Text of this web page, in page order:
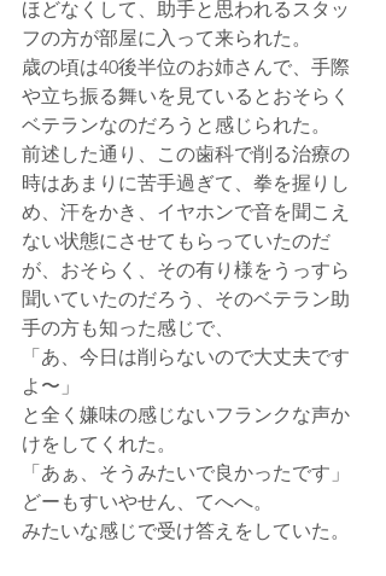
ほどなくして、助手と思われるスタッ
フの方が部屋に入って来られた。
歳の頃は40後半位のお姉さんで、手際
や立ち振る舞いを見ているとおそらく
ベテランなのだろうと感じられた。
前述した通り、この歯科で削る治療の
時はあまりに苦手過ぎて、拳を握りし
め、汗をかき、イヤホンで音を聞こえ
ない状態にさせてもらっていたのだ
が、おそらく、その有り様をうっすら
聞いていたのだろう、そのベテラン助
手の方も知った感じで、
「あ、今日は削らないので大丈夫です
よ〜」
と全く嫌味の感じないフランクな声か
けをしてくれた。
「あぁ、そうみたいで良かったです」
どーもすいやせん、てへへ。
みたいな感じで受け答えをしていた。